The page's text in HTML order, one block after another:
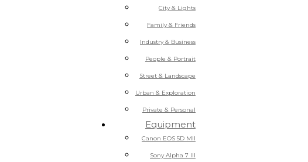
City & Lights
Family & Friends
Industry & Business
People & Portrait
Street & Landscape
Urban & Exploration
Private & Personal
Equipment
Canon EOS 5D MII
Sony Alpha 7 III